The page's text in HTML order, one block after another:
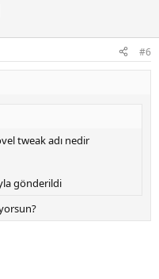
#6
tweak adı nedir
gönderildi